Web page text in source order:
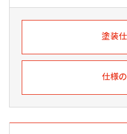
塗装
仕様